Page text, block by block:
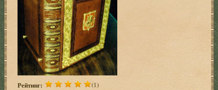
Рейтинг: (1)